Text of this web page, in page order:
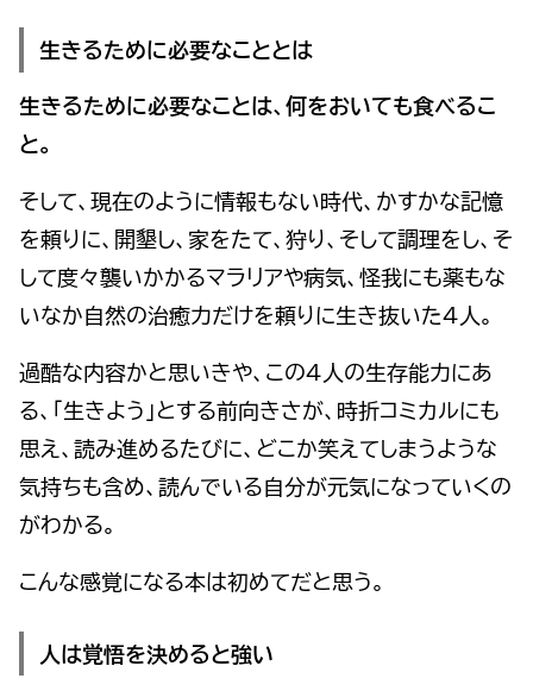
生きるために必要なこととは
生きるために必要なことは、何をおいても食べるこ
と。
そして、現在のように情報もない時代、かすかな記憶
を頼りに、開墾し、家をたて、狩り、そして調理をし、そ
して度々襲いかかるマラリアや病気、怪我にも薬もな
いなか自然の治癒力だけを頼りに生き抜いた４人。
過酷な内容かと思いきや、この４人の生存能力にあ
る、「生きよう」とする前向きさが、時折コミカルにも
思え、読み進めるたびに、どこか笑えてしまうような
気持ちも含め、読んでいる自分が元気になっていくの
がわかる。
こんな感覚になる本は初めてだと思う。
人は覚悟を決めると強い